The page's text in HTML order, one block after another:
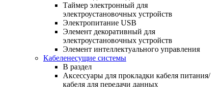
Таймер электронный для
электроустановочных устройств
Электропитание USB
Элемент декоративный для
электроустановочных устройств
Элемент интеллектуального управления
Кабеленесущие системы
В раздел
Аксессуары для прокладки кабеля питания/
кабеля для передачи данных